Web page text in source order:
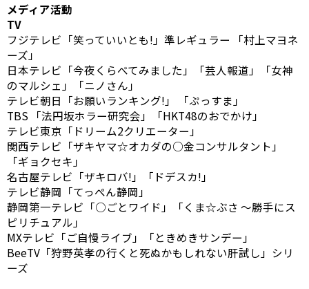
メディア活動
TV
フジテレビ「笑っていいとも!」準レギュラー 「村上マヨネ
ーズ」
日本テレビ「今夜くらべてみました」「芸人報道」「女神
のマルシェ」「ニノさん」
テレビ朝日「お願いランキング!」 「ぷっすま」
TBS 「法円坂ホラー研究会」「HKT48のおでかけ」
テレビ東京「ドリーム2クリエーター」
関西テレビ「ザキヤマ☆オカダの○金コンサルタント」
「ギョクセキ」
名古屋テレビ「ザキロバ!」「ドデスカ!」
テレビ静岡「てっぺん静岡」
静岡第一テレビ「○ごとワイド」「くま☆ぶさ 〜勝手にス
ピリチュアル」
MXテレビ「ご自慢ライブ」「ときめきサンデー」
BeeTV「狩野英孝の行くと死ぬかもしれない肝試し」シリ
ーズ